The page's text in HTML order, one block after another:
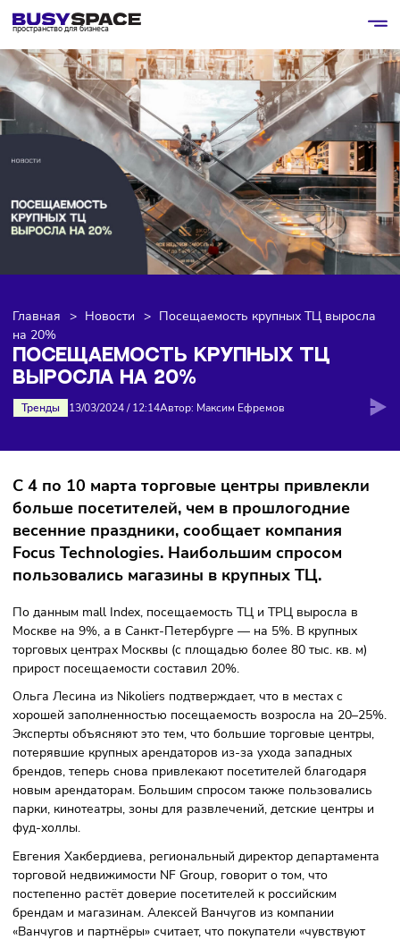
пространство для бизнеса
Главная > Новости > Посещаемость крупных ТЦ
на 20%
ПОСЕЩАЕМОСТЬ КРУПНЫХ ТЦ
ВЫРОСЛА НА 20%
Тренды 13/03/2024/12:14Автор: Максим Ефремов
С 4 по 10 марта торговые центры
больше посетителей, чем в прошлогодние
весенние праздники, сообщает компания
Focus Technologies. Наибольшим спросом
пользовались магазины в крупных ТЦ.
По данным mall Index, посещаемость ТЦ и ТРЦ выросла в
Москве на 9%, а в Санкт-Петербурге — на 5%. В крупных
торговых центрах Москвы (с площадью более 80 тыс. кв.
прирост посещаемости составил 20%.
Ольга Лесина из Nikoliers подтверждает, что в местах с
хорошей заполненностью посещаемость возросла на
Эксперты объясняют это тем, что большие торговые
потерявшие крупных арендаторов из-за ухода западных
брендов, теперь снова привлекают посетителей
новым арендаторам. Большим спросом также
парки, кинотеатры, зоны для развлечений, детские
фуд-холлы.